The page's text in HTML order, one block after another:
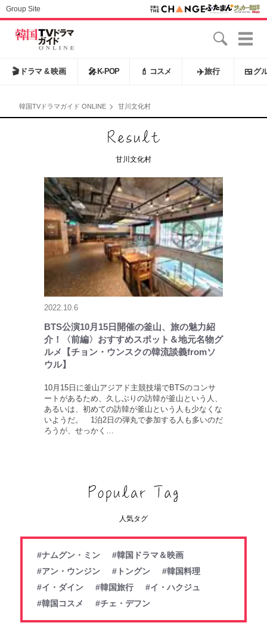
Group Site
🎬 ドラマ & 映画 🎤 K-POP 💄 コスメ ✈️旅行 🍱 グ
韓国TVドラマガイド ONLINE 甘川文化村
甘川文化村
2022.10.6
BTS公演10月15日開催の釜山、旅の魅力紹
介！〈前編〉おすすめスポット＆地元名物グ
ルメ【チョン・ウンスクの韓流談義fromソ
ウル】
10月15日に釜山アジアド主競技場でBTSのコンサ
ートがあるため、久しぶりの訪韓が釜山という人、
あるいは、初めての訪韓が釜山という人も少なくな
いようだ。 1泊2日の弾丸で参加する人も多いのだ
ろうが、せっかく…
人気タグ
#ナムグン・ミン
#韓国ドラマ＆映画
#アン・ウンジン
#トングン
#韓国料理
#イ・ダイン
#韓国旅行
#イ・ハクジュ
#韓国コスメ
#チェ・デフン